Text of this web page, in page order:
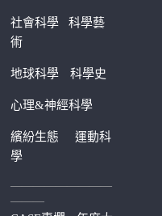
社會科學科學藝
術
地球科學 科學史
心理&神經科學
繽紛生態運動科
學
—————————
———